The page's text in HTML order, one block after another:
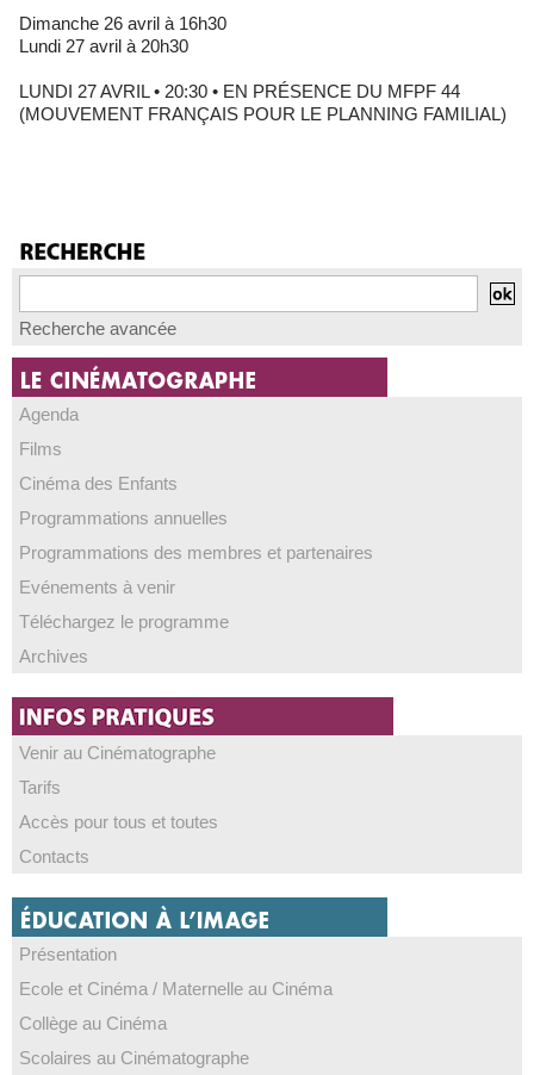
Dimanche 26 avril à 16h30
Lundi 27 avril à 20h30
LUNDI 27 AVRIL • 20:30 • EN PRÉSENCE DU MFPF 44
(MOUVEMENT FRANÇAIS POUR LE PLANNING FAMILIAL)
Recherche avancée
Agenda
Films
Cinéma des Enfants
Programmations annuelles
Programmations des membres et partenaires
Evénements à venir
Téléchargez le programme
Archives
Venir au Cinématographe
Tarifs
Accès pour tous et toutes
Contacts
Présentation
Ecole et Cinéma / Maternelle au Cinéma
Collège au Cinéma
Scolaires au Cinématographe